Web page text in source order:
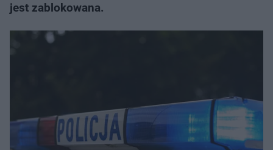
jest zablokowana.